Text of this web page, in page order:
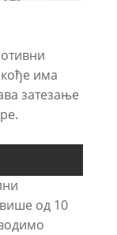
има
затезање
од 10